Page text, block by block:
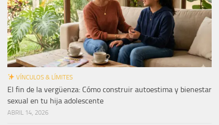
VÍNCULOS & LÍMITES
El fin de la vergüenza: Cómo construir autoestima y bienestar
sexual en tu hija adolescente
ABRIL 14, 2026